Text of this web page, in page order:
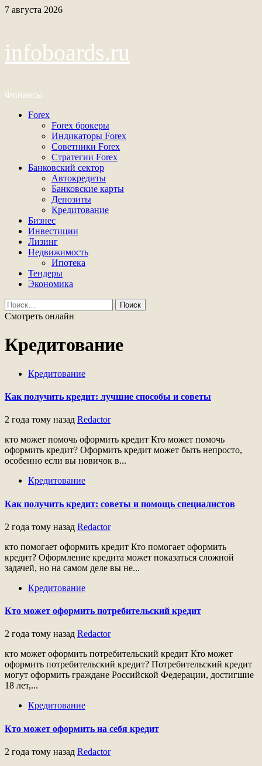
Перейти
7 августа 2026
infoboards.ru
Финансы
Основное
Forex
Forex брокеры
Индикаторы Forex
Советники Forex
Стратегии Forex
Банковский сектор
Автокредиты
Банковские карты
Депозиты
Кредитование
Бизнес
Инвестиции
Лизинг
Недвижимость
Ипотека
Тендеры
Экономика
Найти:
Смотреть онлайн
Кредитование
Кредитование
Как получить кредит: лучшие способы и советы
2 года тому назад Redactor
кто может помочь оформить кредит Кто может помочь
оформить кредит? Оформить кредит может быть непросто,
особенно если вы новичок в...
Кредитование
Как получить кредит: советы и помощь специалистов
2 года тому назад Redactor
кто помогает оформить кредит Кто помогает оформить
кредит? Оформление кредита может показаться сложной
задачей, но на самом деле вы не...
Кредитование
Кто может оформить потребительский кредит
2 года тому назад Redactor
кто может оформить потребительский кредит Кто может
оформить потребительский кредит? Потребительский кредит
могут оформить граждане Российской Федерации, достигшие
18 лет,...
Кредитование
Кто может оформить на себя кредит
2 года тому назад Redactor